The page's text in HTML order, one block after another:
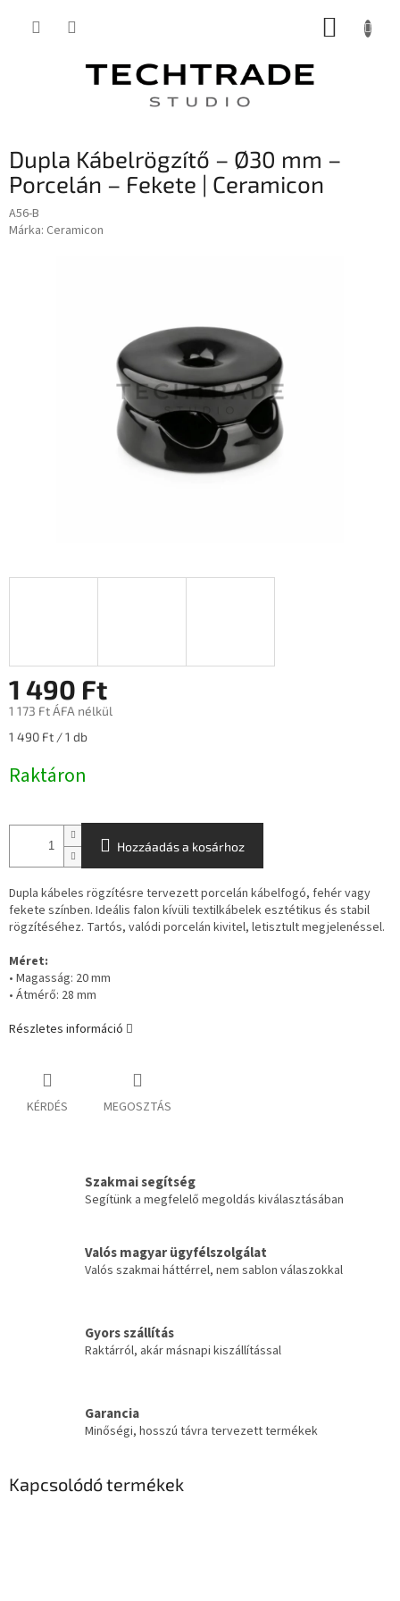
KOSÁR
Dupla Kábelrögzítő – Ø30 mm –
Porcelán – Fekete | Ceramicon
A56-B
Márka: Ceramicon
1 490 Ft
1 173 Ft ÁFA nélkül
Egységár:
1 490 Ft / 1 db
Raktáron
Hozzáadás a kosárhoz
Dupla kábeles rögzítésre tervezett porcelán kábelfogó, fehér vagy
fekete színben. Ideális falon kívüli textilkábelek esztétikus és stabil
rögzítéséhez. Tartós, valódi porcelán kivitel, letisztult megjelenéssel.
Méret:
• Magasság: 20 mm
• Átmérő: 28 mm
Részletes információ
KÉRDÉS MEGOSZTÁS
Szakmai segítség
Segítünk a megfelelő megoldás kiválasztásában
Valós magyar ügyfélszolgálat
Valós szakmai háttérrel, nem sablon válaszokkal
Gyors szállítás
Raktárról, akár másnapi kiszállítással
Garancia
Minőségi, hosszú távra tervezett termékek
Kapcsolódó termékek